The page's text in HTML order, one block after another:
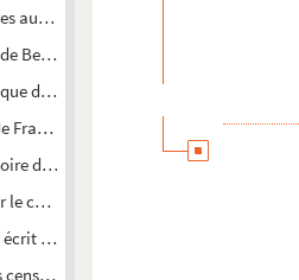
autographes des personnages suivants
de Beausset, évêque d'Alais, au nom des
de tout ce qui s'est passé de
François de Boniface de Laidet,
d'Aix, par de Haitze »
le chevalier de Mirabeau, enseigne
écrit ce qui est arrivé en la fondation et
censiers du prieuré de Saint-Jean-de-